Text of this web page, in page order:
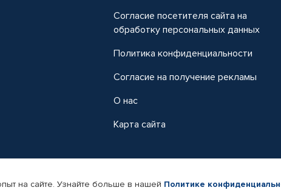
Согласие посетителя сайта на
обработку персональных данных
Политика конфиденциальности
Согласие на получение рекламы
О нас
Карта сайта
товаров Автопрофи.
на сайте. Узнайте больше в нашей Политике